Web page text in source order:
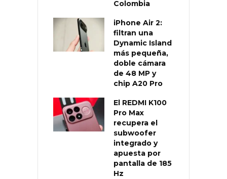
Colombia
iPhone Air 2:
filtran una
Dynamic Island
más pequeña,
doble cámara
de 48 MP y
chip A20 Pro
El REDMI K100
Pro Max
recupera el
subwoofer
integrado y
apuesta por
pantalla de 185
Hz